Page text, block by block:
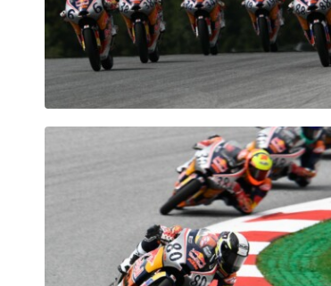
Business